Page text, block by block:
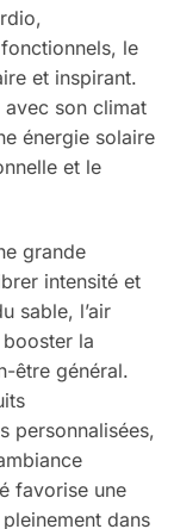
le
et inspirant.
avec son climat
énergie solaire
et le
grande
intensité et
sable, l’air
la
être général.
personnalisées,
favorise une
dans